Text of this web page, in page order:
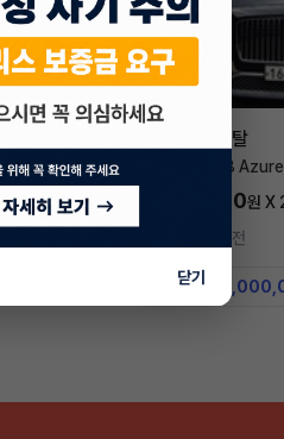
승계 매니저
한태현
벤틀리 컨티넨탈
4.0 V8 Azure
5,577,270원 X
2주 전
지원금
닫기